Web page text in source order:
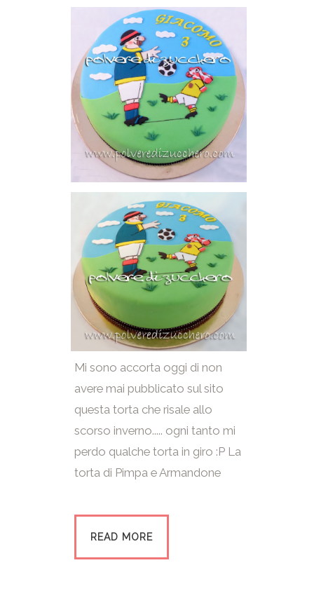
Mi sono accorta oggi di non
avere mai pubblicato sul sito
questa torta che risale allo
scorso inverno..... ogni tanto mi
perdo qualche torta in giro :P La
torta di Pimpa e Armandone
READ MORE